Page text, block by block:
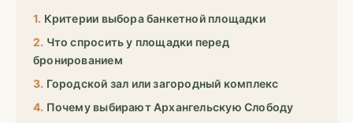
Критерии выбора банкетной площадки
Что спросить у площадки перед
бронированием
Городской зал или загородный комплекс
Почему выбирают Архангельскую Слободу